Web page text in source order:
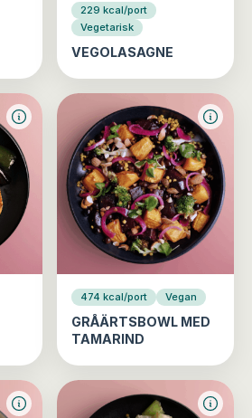
229 kcal/port
Vegetarisk
VEGOLASAGNE
474 kcal/port Vegan
GRÅÄRTSBOWL MED
TAMARIND